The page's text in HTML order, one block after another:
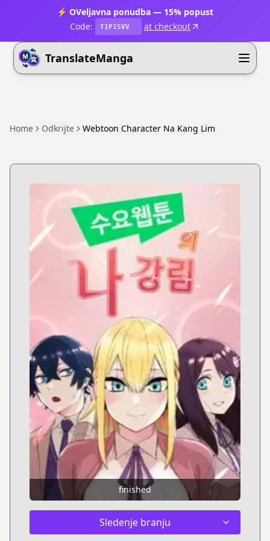
⚡ OVeljavna ponudba — 15% popust
Code:
T1P15VV at checkout
TranslateManga
Home Odkrijte Webtoon Character Na Kang Lim
finished
Sledenje branju